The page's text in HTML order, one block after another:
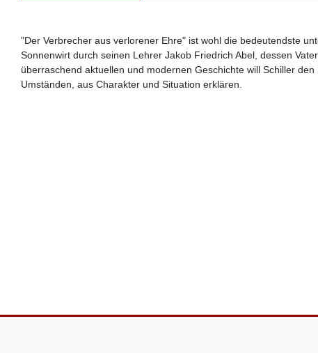
"Der Verbrecher aus verlorener Ehre" ist wohl die bedeutendste
Sonnenwirt durch seinen Lehrer Jakob Friedrich Abel, dessen
überraschend aktuellen und modernen Geschichte will Schiller
Umständen, aus Charakter und Situation erklären.